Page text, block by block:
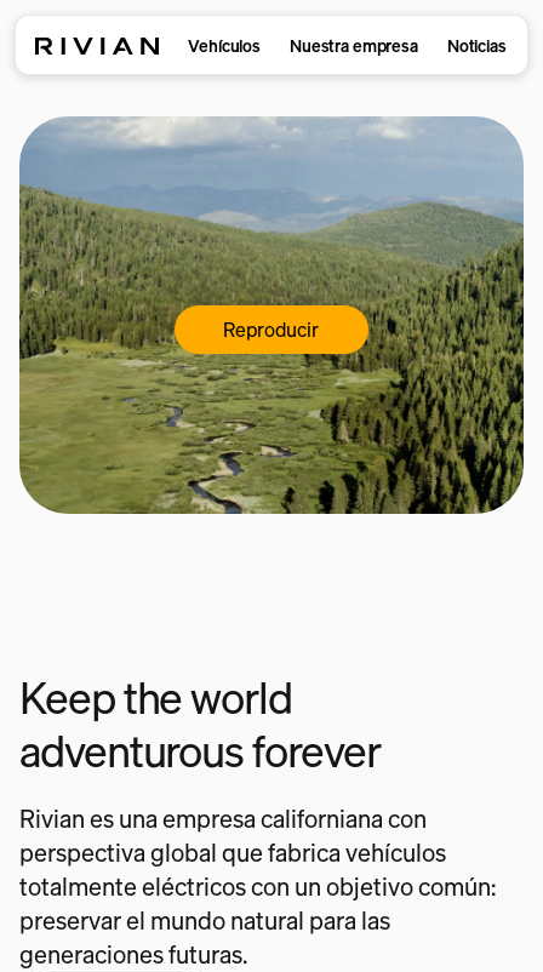
Vehículos Nuestra empresa Noticias
Reproducir
Keep the world
adventurous forever
Rivian es una empresa californiana con
perspectiva global que fabrica vehículos
totalmente eléctricos con un objetivo común:
preservar el mundo natural para las
generaciones futuras.